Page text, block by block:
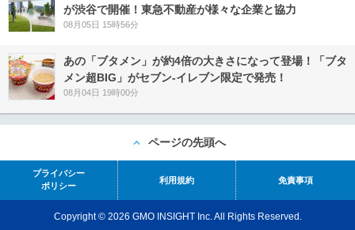
が渋谷で開催！東急不動産が様々な企業と協力
08月05日 15時56分
あの「ブタメン」が約4倍の大きさになって登場！「ブタ
メン超BIG」がセブン‐イレブン限定で発売！
08月04日 19時00分
ページの先頭へ
プライバシー
ポリシー
利用規約 免責事項
Copyright © 2026 GMO INSIGHT Inc. All Rights Reserved.